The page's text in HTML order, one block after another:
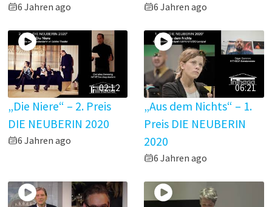
6 Jahren ago 6 Jahren ago
02:12
„Die Niere“ – 2. Preis
DIE NEUBERIN 2020
6 Jahren ago
06:21
„Aus dem Nichts“ – 1.
Preis DIE NEUBERIN
2020
6 Jahren ago